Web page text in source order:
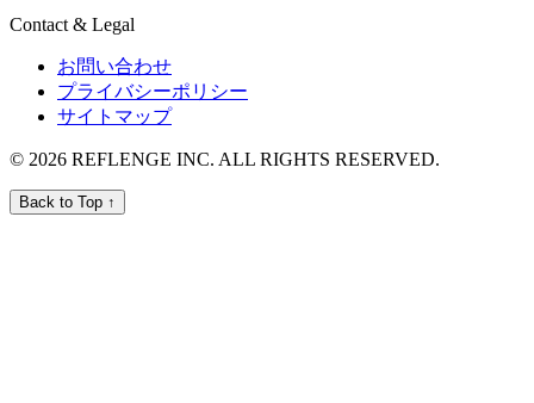
Contact & Legal
お問い合わせ
プライバシーポリシー
サイトマップ
© 2026 REFLENGE INC. ALL RIGHTS RESERVED.
Back to Top ↑